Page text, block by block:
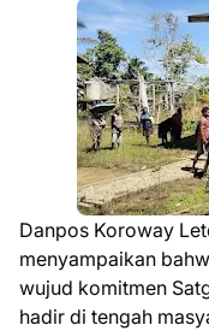
Danpos Koroway
menyampaikan
wujud komitmen
hadir di tengah